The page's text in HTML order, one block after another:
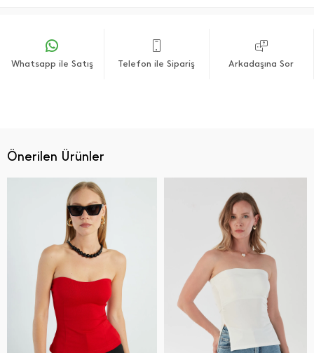
Whatsapp ile Satış Telefon ile Sipariş Arkadaşına Sor
Önerilen Ürünler